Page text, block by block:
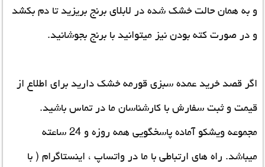
و به همان حالت خشک شده در لابلای برنج بریزید تا دم بکشد
و در صورت کته بودن نیز میتوانید با برنج بجوشانید.
اگر قصد خرید عمده سبزی قورمه خشک دارید برای اطلاع از
قیمت و ثبت سفارش با کارشناسان ما در تماس باشید.
مجموعه ویشکو آماده پاسخگویی همه روزه و 24 ساعته
میباشد. راه های ارتباطی با ما در واتساپ ، اینستاگرام ( با